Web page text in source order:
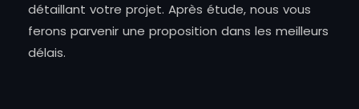
détaillant votre projet. Après étude, nous vous
ferons parvenir une proposition dans les meilleurs
délais.